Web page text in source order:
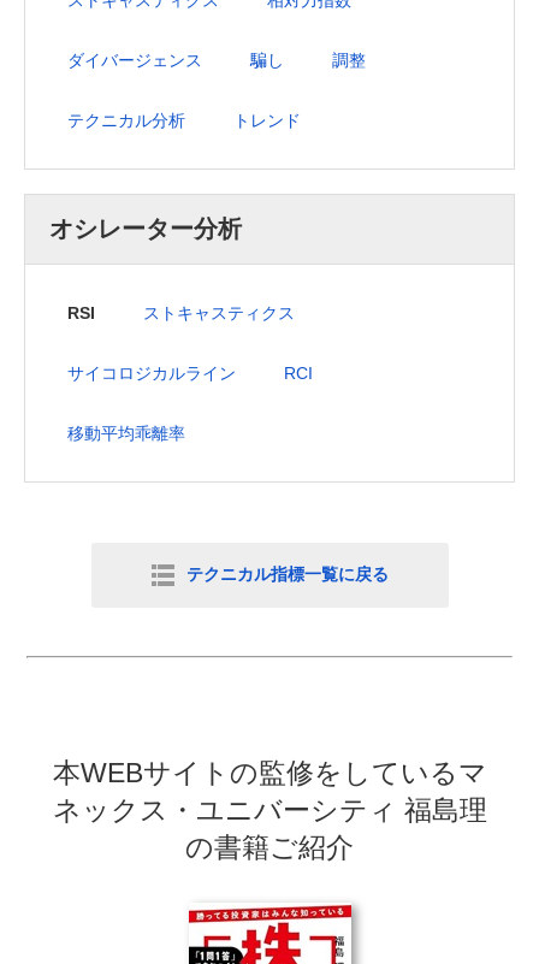
ダイバージェンス 騙し 調整
テクニカル分析 トレンド
オシレーター分析
RSI ストキャスティクス
サイコロジカルライン RCI
移動平均乖離率
テクニカル指標一覧に戻る
本WEBサイトの監修をしているマ
ネックス・ユニバーシティ 福島理
の書籍ご紹介